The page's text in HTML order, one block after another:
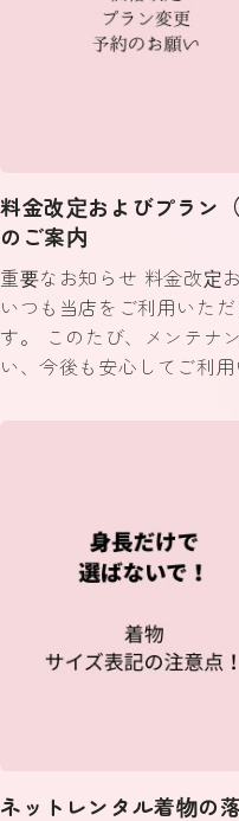
料金改定およびプラン
のご案内
重要なお知らせ 料金改定
いつも当店をご利用いた
す。 このたび、メンテナ
い、今後も安心してご利
ネットレンタル着物の